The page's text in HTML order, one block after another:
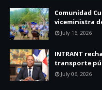
Comunidad
viceministra
July 16, 2026
INTRANT
transporte
July 06, 2026